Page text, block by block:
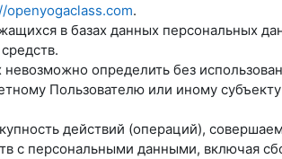
openyogaclass.com.
в базах данных персональных
определить без
Пользователю или иному субъекту
действий (операций),
с персональными данными, включая